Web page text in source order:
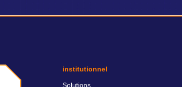
institutionnel
Solutions